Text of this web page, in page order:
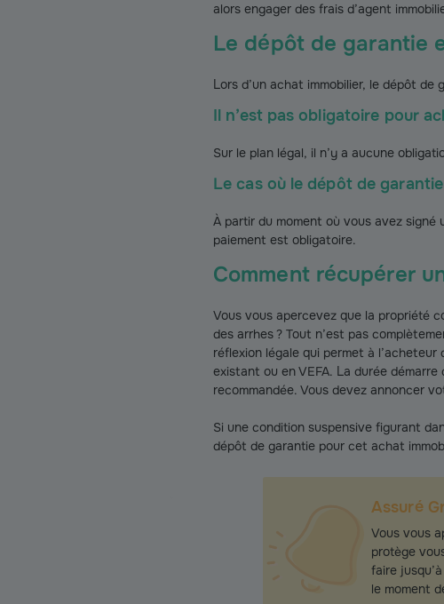
alors engager des frais d’agent
Le dépôt de garantie
Lors d’un achat immobilier, le dépôt
Il n’est pas obligatoire pour
Sur le plan légal, il n’y a aucune
Le cas où le dépôt de
À partir du moment où vous avez signé
paiement est obligatoire.
Comment récupérer
Vous vous apercevez que la propriété
des arrhes ? Tout n’est pas
réflexion légale qui permet à
existant ou en VEFA. La durée
recommandée. Vous devez annoncer
Si une condition suspensive figurant
dépôt de garantie pour cet achat
Assuré
Vous vous
protège
faire
le moment